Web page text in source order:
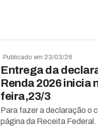
Publicado em 23/03/26
Entrega da
Renda 2026 inicia
feira,23/3
Para fazer a declaração o
página da Receita Federal.